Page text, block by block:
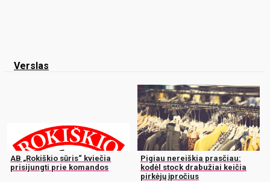
Verslas
AB „Rokiškio sūris“ kviečia
prisijungti prie komandos
Pigiau nereiškia prasčiau:
kodėl stock drabužiai keičia
pirkėjų įpročius